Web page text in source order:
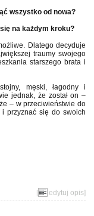
wszystko od nowa?
na każdym kroku?
Dlatego decyduje
traumy swojego
starszego brata i
męski, łagodny i
jednak, że został on –
– w przeciwieństwie do
przyznać się do swoich
[
edytuj opis]